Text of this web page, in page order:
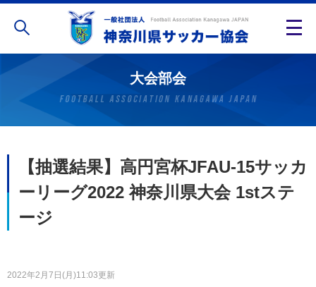
大会部会
【抽選結果】高円宮杯JFAU-15サッカ
ーリーグ2022 神奈川県大会 1stステ
ージ
2022年2月7日(月)11:03更新